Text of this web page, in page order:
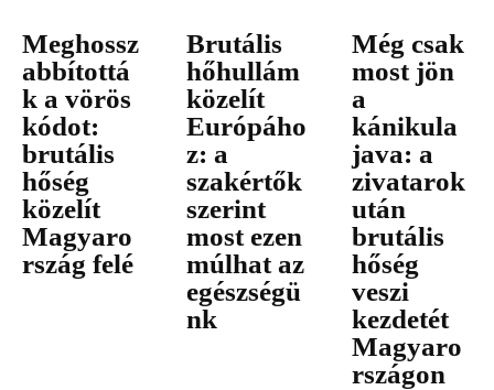
Meghossz
abbítottá
k a vörös
kódot:
brutális
hőség
közelít
Magyaro
rszág felé
Brutális
hőhullám
közelít
Európáho
z: a
szakértők
szerint
most ezen
múlhat az
egészségü
nk
Még csak
most jön
a
kánikula
java: a
zivatarok
után
brutális
hőség
veszi
kezdetét
Magyaro
rszágon